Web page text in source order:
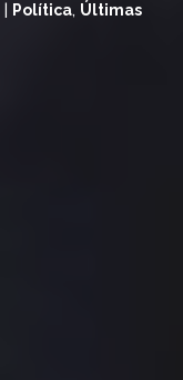
Política, Últimas